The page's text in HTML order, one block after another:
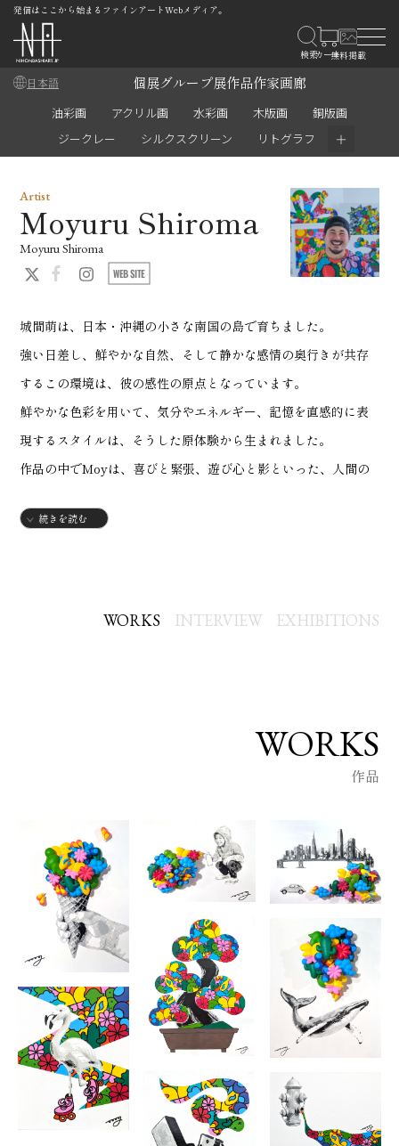
発信はここから始まるファインアートWebメディア。
日本語 個展グループ展作品作家画廊
油彩画 アクリル画 水彩画 木版画
銅版画
ジークレー
シルクスクリーン リトグラフ ＋
城間萌は、日本・沖縄の小さな南国の島で育ちました。
強い日差し、鮮やかな自然、そして静かな感情の奥行きが共存
するこの環境は、彼の感性の原点となっています。
鮮やかな色彩を用いて、気分やエネルギー、記憶を直感的に表
現するスタイルは、そうした原体験から生まれました。
作品の中でMoyは、喜びと緊張、遊び心と影といった、人間の
鮮烈な色彩と、ステンシルによる強いコントラストを重ね合わ
ンド・カウンティで学びを深め、両校において視覚芸術分野で
(2023)
State Theatre Center for the Arts
453 Northampton St, Easton, PA 18042
ACE Fall Members Exhibition ACT TWO!
(2023)
State Theatre Center for the Arts
453 Northampton St, Easton, PA 18042
Eleven20 at Five10(2024)
The Baum School of Art
510 Linden St, Allentown, PA 18101
Born In The JPN(2024)
Naruki Art Dojo
続きを読む
Artist
Moyuru Shiroma
Moyuru Shiroma
WORKS INTERVIEW EXHIBITIONS
WORKS
作品